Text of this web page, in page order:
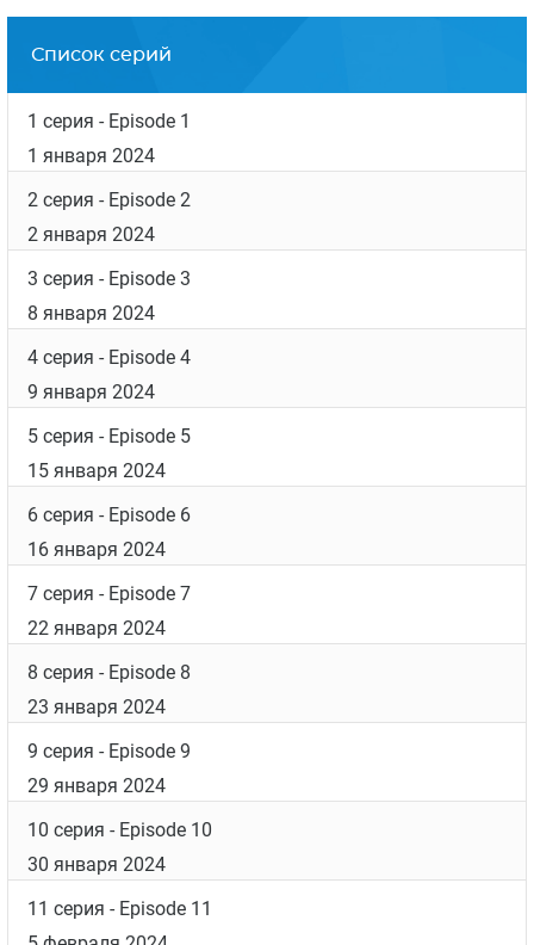
Список серий
1 серия - Episode 1
1 января 2024
2 серия - Episode 2
2 января 2024
3 серия - Episode 3
8 января 2024
4 серия - Episode 4
9 января 2024
5 серия - Episode 5
15 января 2024
6 серия - Episode 6
16 января 2024
7 серия - Episode 7
22 января 2024
8 серия - Episode 8
23 января 2024
9 серия - Episode 9
29 января 2024
10 серия - Episode 10
30 января 2024
11 серия - Episode 11